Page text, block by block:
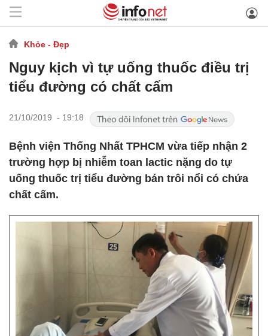
Khỏe - Đẹp
Nguy kịch vì tự uống thuốc điều trị
tiểu đường có chất cấm
21/10/2019 - 19:18
Bệnh viện Thống Nhất TPHCM vừa tiếp nhận 2
trường hợp bị nhiễm toan lactic nặng do tự
uống thuốc trị tiểu đường bán trôi nổi có chứa
chất cấm.